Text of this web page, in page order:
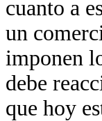
cuanto a
un
imponen
debe
que hoy